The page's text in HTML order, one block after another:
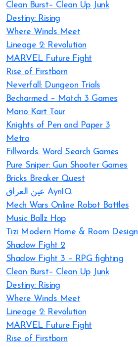
Clean Burst– Clean Up Junk
Destiny: Rising
Where Winds Meet
Lineage 2: Revolution
MARVEL Future Fight
Rise of Firstborn
Neverfall: Dungeon Trials
Becharmed – Match 3 Games
Mario Kart Tour
Knights of Pen and Paper 3
Metro
Fillwords: Word Search Games
Pure Sniper: Gun Shooter Games
Bricks Breaker Quest
عين العراق AynIQ
Mech Wars Online Robot Battles
Music Ballz Hop
Tizi Modern Home & Room Design
Shadow Fight 2
Shadow Fight 3 – RPG fighting
Clean Burst– Clean Up Junk
Destiny: Rising
Where Winds Meet
Lineage 2: Revolution
MARVEL Future Fight
Rise of Firstborn